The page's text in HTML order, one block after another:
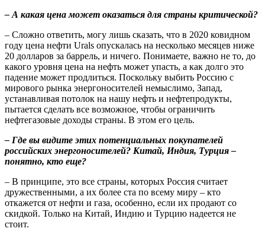
– А какая цена может оказаться для страны критической?
– Сложно ответить, могу лишь сказать, что в 2020 ковидном
году цена нефти Urals опускалась на несколько месяцев ниже
20 долларов за баррель, и ничего. Понимаете, важно не то, до
какого уровня цена на нефть может упасть, а как долго это
падение может продлиться. Поскольку выбить Россию с
мирового рынка энергоносителей немыслимо, Запад,
устанавливая потолок на нашу нефть и нефтепродукты,
пытается сделать все возможное, чтобы ограничить
нефтегазовые доходы страны. В этом его цель.
– Где вы видите этих потенциальных покупателей
российских энергоносителей? Китай, Индия, Турция –
понятно, кто еще?
– В принципе, это все страны, которых Россия считает
дружественными, а их более ста по всему миру – кто
откажется от нефти и газа, особенно, если их продают со
скидкой. Только на Китай, Индию и Турцию надеется не
стоит.